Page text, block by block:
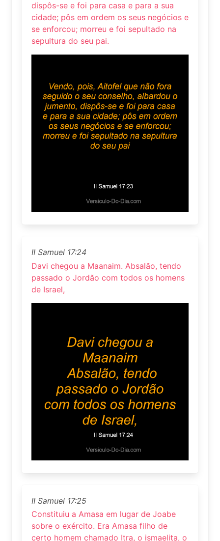
dispôs-se e foi para casa e para a sua
cidade; pôs em ordem os seus negócios e
se enforcou; morreu e foi sepultado na
sepultura do seu pai.
II Samuel 17:24
Davi chegou a Maanaim. Absalão, tendo
passado o Jordão com todos os homens
de Israel,
II Samuel 17:25
Constituiu a Amasa em lugar de Joabe
sobre o exército. Era Amasa filho de
certo homem chamado Itra, o ismaelita, o